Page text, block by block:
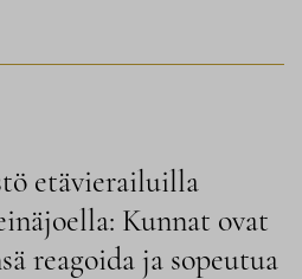
etävierailuilla
Kunnat ovat
reagoida ja sopeutua